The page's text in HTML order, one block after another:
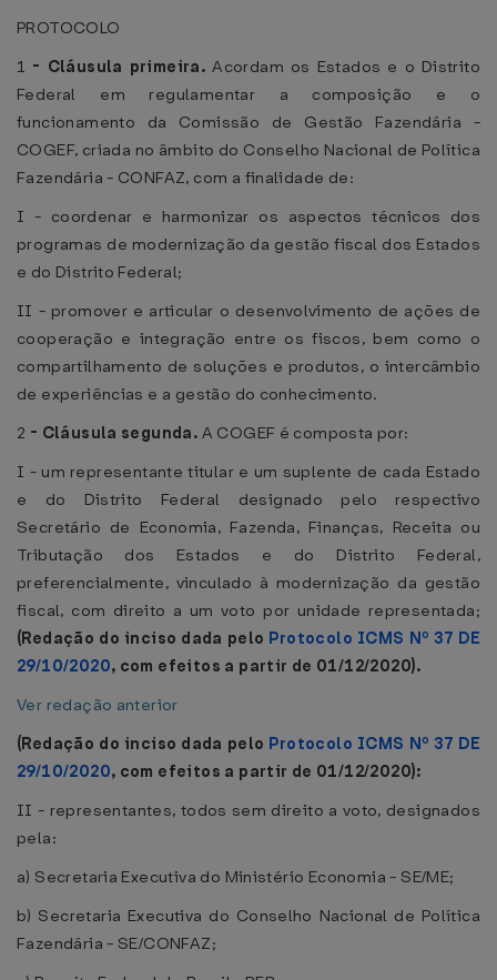
PROTOCOLO
1 - Cláusula primeira.Acordam os Estados e o Distrito
Federal em regulamentar a composição e o
funcionamento da Comissão de Gestão Fazendária -
COGEF, criada no âmbito do Conselho Nacional de Política
Fazendária - CONFAZ, com a finalidade de:
I - coordenar e harmonizar os aspectos técnicos dos
programas de modernização da gestão fiscal dos Estados
e do Distrito Federal;
II - promover e articular o desenvolvimento de ações de
cooperação e integração entre os fiscos, bem como o
compartilhamento de soluções e produtos, o intercâmbio
de experiências e a gestão do conhecimento.
2 - Cláusula segunda. A COGEF é composta por:
I - um representante titular e um suplente de cada Estado
e do Distrito Federal designado pelo respectivo
Secretário de Economia, Fazenda, Finanças, Receita ou
Tributação dos Estados e do Distrito Federal,
preferencialmente, vinculado à modernização da gestão
fiscal, com direito a um voto por unidade representada;
(Redação do inciso dada pelo Protocolo ICMS Nº 37 DE
29/10/2020, com efeitos a partir de 01/12/2020).
Ver redação anterior
(Redação do inciso dada pelo Protocolo ICMS Nº 37 DE
29/10/2020, com efeitos a partir de 01/12/2020):
II - representantes, todos sem direito a voto, designados
pela:
a) Secretaria Executiva do Ministério Economia - SE/ME;
b) Secretaria Executiva do Conselho Nacional de Política
Fazendária - SE/CONFAZ;